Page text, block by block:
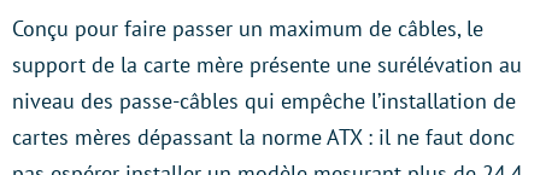
Conçu pour faire passer un maximum de câbles, le
support de la carte mère présente une surélévation au
niveau des passe-câbles qui empêche l’installation de
cartes mères dépassant la norme ATX : il ne faut donc